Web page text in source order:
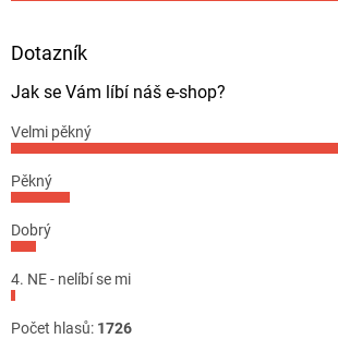
Dotazník
Jak se Vám líbí náš e-shop?
Velmi pěkný
Pěkný
Dobrý
4. NE - nelíbí se mi
Počet hlasů: 1726